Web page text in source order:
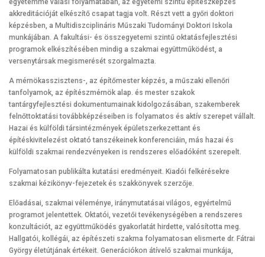
akkreditációját elkészítő csapat tagja volt. Részt vett a győri doktori
képzésben, a Multidiszciplináris Műszaki Tudományi Doktori Iskola
munkájában. A fakultási- és összegyetemi szintű oktatásfejlesztési
programok elkészítésében mindig a szakmai együttműködést, a
versenytársak megismerését szorgalmazta.
A mérnökasszisztens-, az építőmester képzés, a műszaki ellenőri
tanfolyamok, az építészmérnök alap. és mester szakok
tantárgyfejlesztési dokumentumainak kidolgozásában, szakemberek
felnőttoktatási továbbképzéseiben is folyamatos és aktív szerepet vállalt.
Hazai és külföldi társintézmények épületszerkezettant és
építéskivitelezést oktató tanszékeinek konferenciáin, más hazai és
külföldi szakmai rendezvényeken is rendszeres előadóként szerepelt.
Folyamatosan publikálta kutatási eredményeit. Kiadói felkérésekre
szakmai kézikönyv-fejezetek és szakkönyvek szerzője.
Előadásai, szakmai véleménye, iránymutatásai világos, egyértelmű
programot jelentettek. Oktatói, vezetői tevékenységében a rendszeres
konzultációt, az együttműködés gyakorlatát hirdette, valósította meg.
Hallgatói, kollégái, az építészeti szakma folyamatosan elismerte dr. Fátrai
György életútjának értékeit. Generációkon átívelő szakmai munkája,